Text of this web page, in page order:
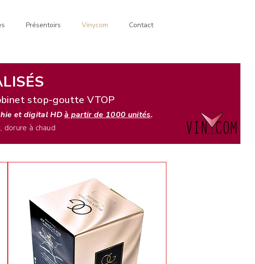
Présentoirs Vinycom Contact
stop-goutte VTOP
et digital HDà partir de 1000 unités.
dorure à chaud